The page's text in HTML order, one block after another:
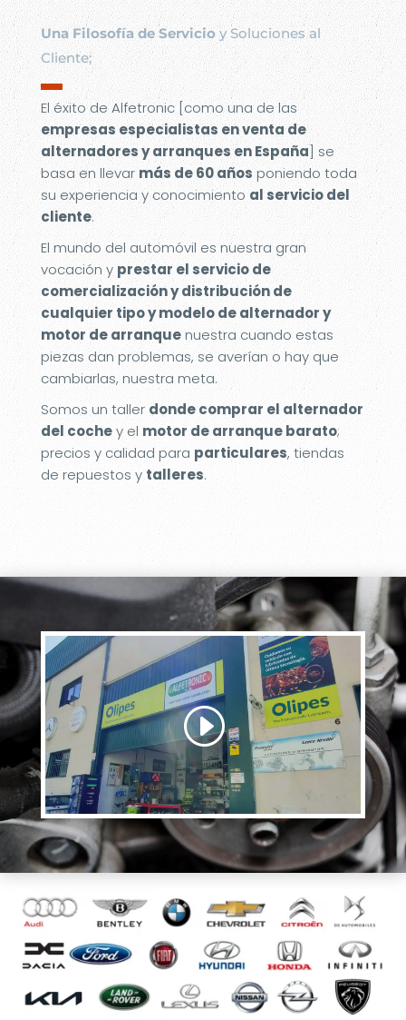
Una Filosofía de Servicioy Soluciones al
Cliente;
▬
El éxito de Alfetronic [como una de las
empresas especialistas en venta de
alternadores y arranques en España] se
basa en llevar más de 60 años poniendo toda
su experiencia y conocimiento al servicio del
cliente.
El mundo del automóvil es nuestra gran
vocación y prestar el servicio de
comercialización y distribución de
cualquier tipo y modelo de alternador y
motor de arranquenuestra cuando estas
piezas dan problemas, se averían o hay que
cambiarlas, nuestra meta.
Somos un taller donde comprar el alternador
del cochey el motor de arranque barato;
precios y calidad para particulares, tiendas
de repuestos ytalleres.